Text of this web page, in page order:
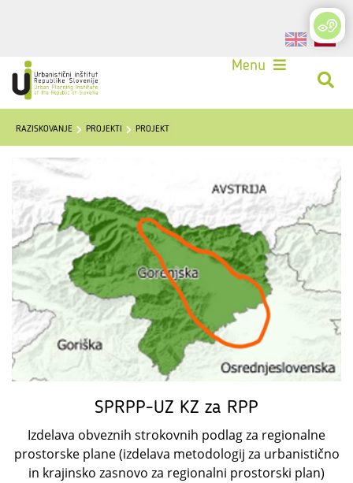
Login
Menu
RAZISKOVANJE PROJEKTI PROJEKT
SPRPP-UZ KZ za RPP
Izdelava obveznih strokovnih podlag za regionalne
prostorske plane (izdelava metodologij za urbanistično
in krajinsko zasnovo za regionalni prostorski plan)